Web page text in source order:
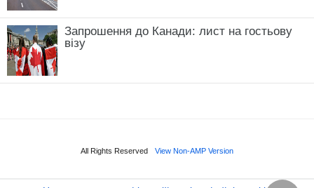
Запрошення до Канади: лист на гостьову
візу
All Rights Reserved View Non-AMP Version